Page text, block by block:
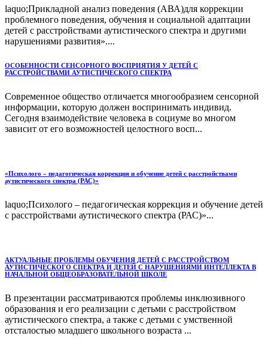
laquo;Прикладной анализ поведения (АВА)для коррекции
проблемного поведения, обучения и социальной адаптации
детей с расстройствами аутистического спектра и другими
нарушениями развития»....
ОСОБЕННОСТИ СЕНСОРНОГО ВОСПРИЯТИЯ У ДЕТЕЙ С
РАССТРОЙСТВАМИ АУТИСТИЧЕСКОГО СПЕКТРА
Современное общество отличается многообразием сенсорной
информации, которую должен воспринимать индивид.
Сегодня взаимодействие человека в социуме во многом
зависит от его возможностей целостного восп...
«Психолого – педагогическая коррекция и обучение детей с расстройствами
аутистического спектра (РАС)»
laquo;Психолого – педагогическая коррекция и обучение детей
с расстройствами аутистического спектра (РАС)»...
АКТУАЛЬНЫЕ ПРОБЛЕМЫ ОБУЧЕНИЯ ДЕТЕЙ С РАССТРОЙСТВОМ
АУТИСТИЧЕСКОГО СПЕКТРА И ДЕТЕЙ С НАРУШЕНИЯМИ ИНТЕЛЛЕКТА В
НАЧАЛЬНОЙ ОБЩЕОБРАЗОВАТЕЛЬНОЙ ШКОЛЕ
В презентации рассматриваются проблемы инклюзивного
образования и его реализации с детьми с расстройством
аутистического спектра, а также с детьми с умственной
отсталостью младшего школьного возраста ...